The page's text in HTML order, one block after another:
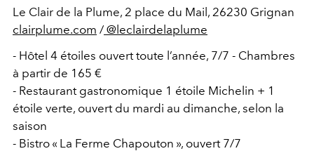
Le Clair de la Plume, 2 place du Mail, 26230 Grignan
clairplume.com / @leclairdelaplume
- Hôtel 4 étoiles ouvert toute l’année, 7/7 - Chambres
à partir de 165 €
- Restaurant gastronomique 1 étoile Michelin + 1
étoile verte, ouvert du mardi au dimanche, selon la
saison
- Bistro « La Ferme Chapouton », ouvert 7/7